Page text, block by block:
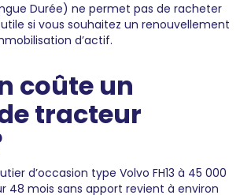
Durée) ne permet pas de racheter
si vous souhaitez un renouvellement
d’actif.
coûte un
tracteur
d’occasion type Volvo FH13 à 45 000
48 mois sans apport revient à environ